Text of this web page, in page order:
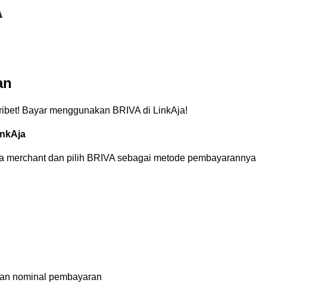
Bayar menggunakan BRIVA di LinkAja!
merchant dan pilih BRIVA sebagai metode pembayarannya
nominal pembayaran